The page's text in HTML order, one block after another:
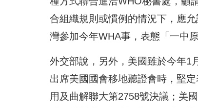
合組織規則或慣例的情況下，應
灣參加今年WHA事，表態「一中
外交部說，另外，美國雖於今年1
出席美國國會移地聽證會時，堅
用及曲解聯大第2758號決議；美